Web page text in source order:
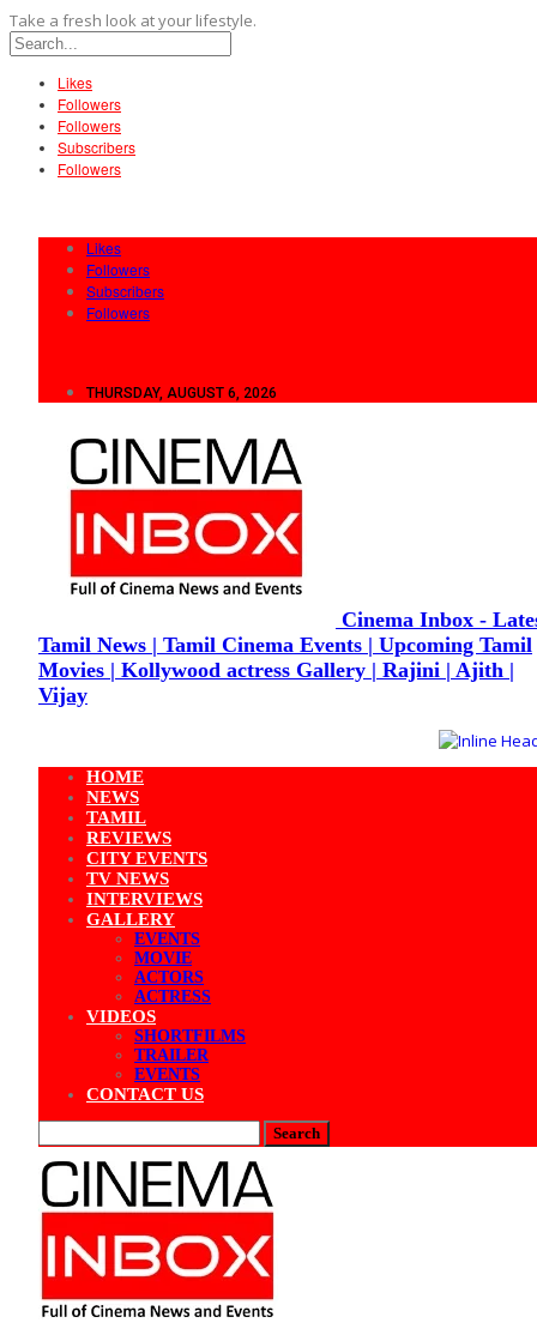
Take a fresh look at your lifestyle.
Likes
Followers
Followers
Subscribers
Followers
Likes
Followers
Subscribers
Followers
THURSDAY, AUGUST 6, 2026
Cinema Inbox -
Tamil News | Tamil Cinema Events | Upcoming Tamil
Movies | Kollywood actress Gallery | Rajini | Ajith |
Vijay
HOME
NEWS
TAMIL
REVIEWS
CITY EVENTS
TV NEWS
INTERVIEWS
GALLERY
EVENTS
MOVIE
ACTORS
ACTRESS
VIDEOS
SHORTFILMS
TRAILER
EVENTS
CONTACT US